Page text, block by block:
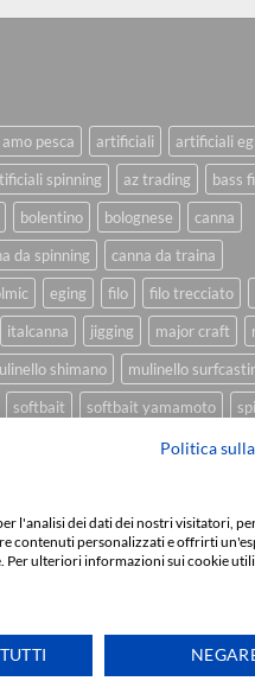
amo pesca artificiali
artificiali
spinning az trading
bass
bolentino bolognese
canna
da spinning
canna da traina
eging filo filo trecciato
italcanna jigging major craft
shimano mulinello
softbait softbait yamamoto
trecciato
daWe Blink Design
2026 © IlMaestralePesca.it
Politica
l'analisi dei dati dei nostri visitatori,
contenuti personalizzati e offrirti
Per ulteriori informazioni sui cookie